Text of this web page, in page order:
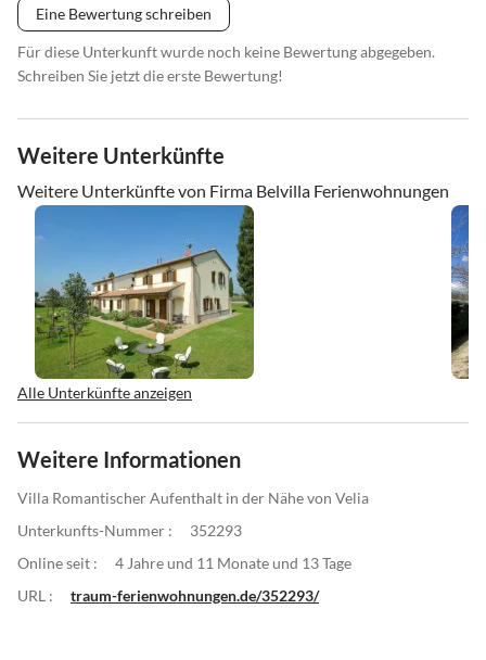
Eine Bewertung schreiben
Für diese Unterkunft wurde noch keine Bewertung abgegeben.
Schreiben Sie jetzt die erste Bewertung!
Weitere Unterkünfte
Weitere Unterkünfte von Firma Belvilla Ferienwohnungen
Alle Unterkünfte anzeigen
Weitere Informationen
Villa Romantischer Aufenthalt in der Nähe von Velia
Unterkunfts-Nummer :
352293
Online seit :
4 Jahre und 11 Monate und 13 Tage
URL :
traum-ferienwohnungen.de/352293/